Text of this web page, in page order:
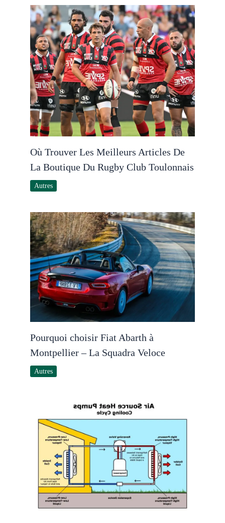
Où Trouver Les Meilleurs Articles De
La Boutique Du Rugby Club Toulonnais
Autres
Pourquoi choisir Fiat Abarth à
Montpellier – La Squadra Veloce
Autres